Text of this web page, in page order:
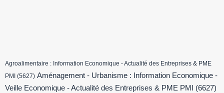
Agroalimentaire : Information Economique - Actualité des Entreprises & PME
PMI (5627) Aménagement - Urbanisme : Information Economique -
Veille Economique - Actualité des Entreprises & PME PMI
(6627)